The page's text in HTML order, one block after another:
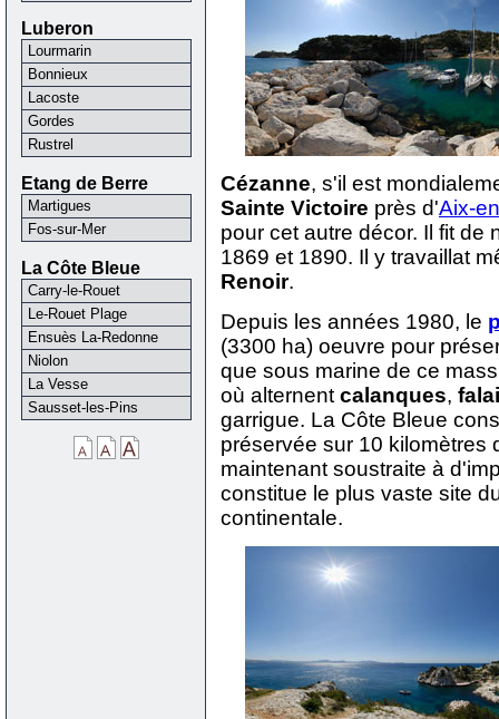
Cézanne, s'il est
Sainte Victoire près d'Aix-
pour cet autre décor. Il fit de
1869 et 1890. Il y travaillat
Renoir.
Depuis les années 1980, le
(3300 ha) oeuvre pour
que sous marine de ce
où alternent calanques,
garrigue. La Côte Bleue
préservée sur 10 kilomètres
maintenant soustraite à
constitue le plus vaste site
continentale.
Luberon
Lourmarin
Bonnieux
Lacoste
Gordes
Rustrel
Etang de Berre
Martigues
Fos-sur-Mer
La Côte Bleue
Carry-le-Rouet
Le-Rouet Plage
Ensuès La-Redonne
Niolon
La Vesse
Sausset-les-Pins